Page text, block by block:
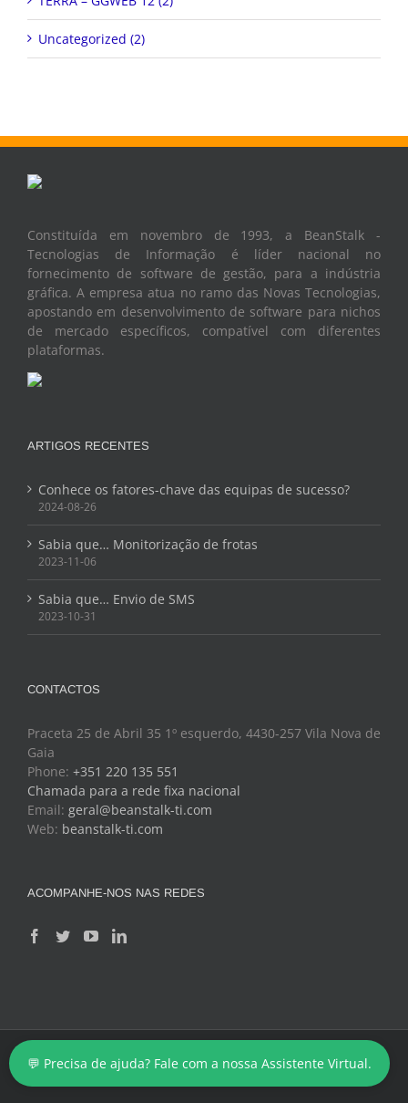
Uncategorized (2)
Constituída em novembro de 1993, a BeanStalk -
Tecnologias de Informação é líder nacional no
fornecimento de software de gestão, para a indústria
gráfica. A empresa atua no ramo das Novas Tecnologias,
apostando em desenvolvimento de software para nichos
de mercado específicos, compatível com diferentes
plataformas.
ARTIGOS RECENTES
Conhece os fatores-chave das equipas de sucesso?
2024-08-26
Sabia que… Monitorização de frotas
2023-11-06
Sabia que… Envio de SMS
2023-10-31
CONTACTOS
Praceta 25 de Abril 35 1º esquerdo, 4430-257 Vila Nova de
Gaia
Phone: +351 220 135 551
Chamada para a rede fixa nacional
Email: geral@beanstalk-ti.com
Web: beanstalk-ti.com
ACOMPANHE-NOS NAS REDES
Copyright 2024 - BeanStalk - Tecnologias de Informação
Facebook
TwitterYouTubeLinkedIn
💬 Precisa de ajuda? Fale com a nossa Assistente Virtual.